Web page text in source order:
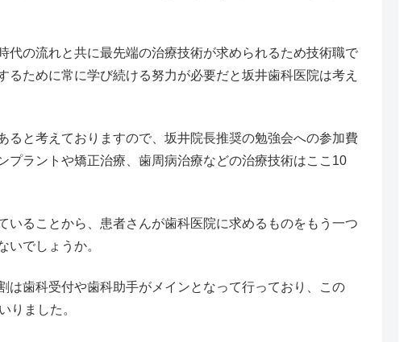
代の流れと共に最先端の治療技術が求められるため技術職で
ために常に学び続ける努力が必要だと坂井歯科医院は考え
ると考えておりますので、坂井院長推奨の勉強会への参加費
プラントや矯正治療、歯周病治療などの治療技術はここ10
ることから、患者さんが歯科医院に求めるものをもう一つ
いでしょうか。
は歯科受付や歯科助手がメインとなって行っており、この
りました。